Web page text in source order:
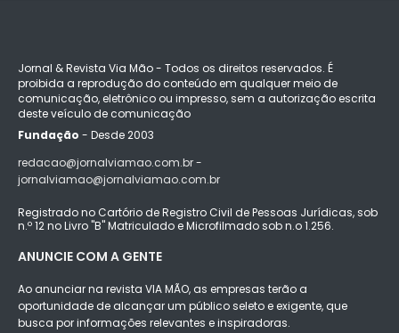
Jornal & Revista Via Mão - Todos os direitos reservados. É
proibida a reprodução do conteúdo em qualquer meio de
comunicação, eletrônico ou impresso, sem a autorização escrita
deste veículo de comunicação
Fundação - Desde 2003
redacao@jornalviamao.com.br -
jornalviamao@jornalviamao.com.br
Registrado no Cartório de Registro Civil de Pessoas Jurídicas, sob
n.º 12 no Livro "B" Matriculado e Microfilmado sob n.o 1.256.
ANUNCIE COM A GENTE
Ao anunciar na revista VIA MÃO, as empresas terão a
oportunidade de alcançar um público seleto e exigente, que
busca por informações relevantes e inspiradoras.